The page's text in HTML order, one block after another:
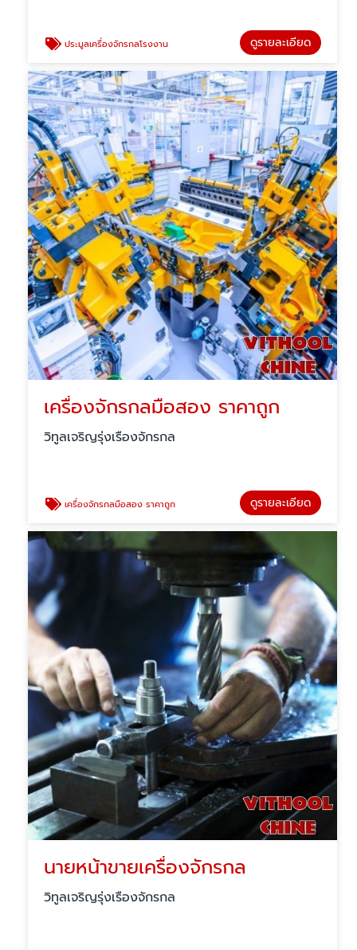
ประมูลเครื่องจักรกลโรงงาน ดูรายละเอียด
เครื่องจักรกลมือสอง ราคาถูก
วิทูลเจริญรุ่งเรืองจักรกล
เครื่องจักรกลมือสอง ราคาถูก ดูรายละเอียด
นายหน้าขายเครื่องจักรกล
วิทูลเจริญรุ่งเรืองจักรกล